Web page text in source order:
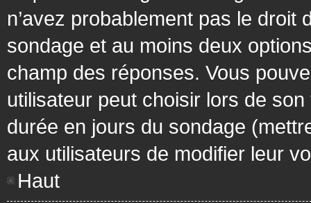
n’avez probablement pas le
sondage et au moins deux
champ des réponses. Vous
utilisateur peut choisir lors de
durée en jours du sondage
aux utilisateurs de modifier leur
Haut